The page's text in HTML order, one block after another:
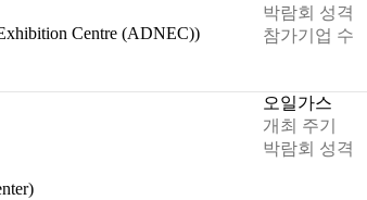
Centre (ADNEC))
박람회 성격
참가기업 수
오일가스
개최 주기
박람회 성격